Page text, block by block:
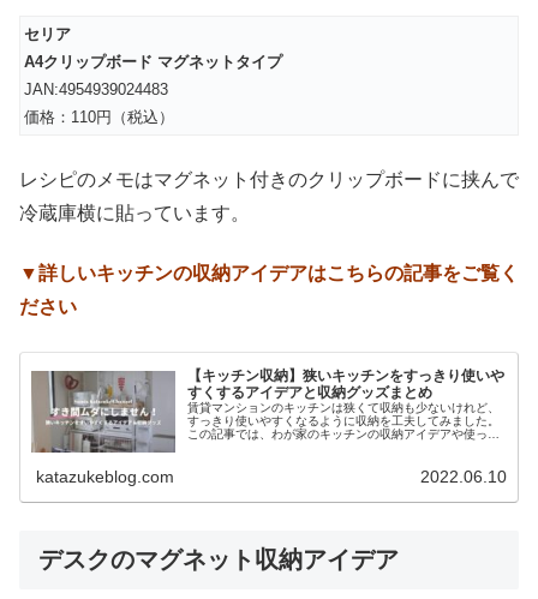
セリア
A4クリップボード マグネットタイプ
JAN:4954939024483
価格：110円（税込）
レシピのメモはマグネット付きのクリップボードに挟んで
冷蔵庫横に貼っています。
▼詳しいキッチンの収納アイデアはこちらの記事をご覧く
ださい
【キッチン収納】狭いキッチンをすっきり使いや
すくするアイデアと収納グッズまとめ
賃貸マンションのキッチンは狭くて収納も少ないけれど、
すっきり使いやすくなるように収納を工夫してみました。
この記事では、わが家のキッチンの収納アイデアや使って
katazukeblog.com 2022.06.10
デスクのマグネット収納アイデア